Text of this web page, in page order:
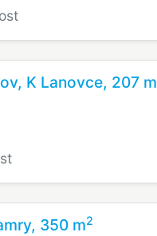
K Lanovce, 207 m
350 m2